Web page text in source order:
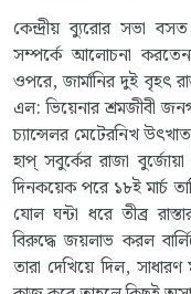
কেন্দ্রীয় ব্যুরোর সভা
সম্পর্কে আলোচনা
ওপরে, জার্মানির দুই বৃহৎ
এল: ভিয়েনার শ্রমজীবী
চ্যান্সেলর মেটেরনিখ
হাপ্ সবুর্কের রাজা
দিনকয়েক পরে ১৮ই মার্চ
যোল ঘন্টা ধরে তীব্র
বিরুদ্ধে জয়লাভ করল
তারা দেখিয়ে দিল,